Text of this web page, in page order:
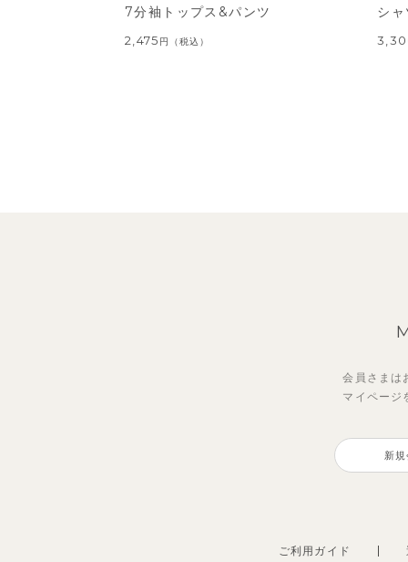
7分袖トップス&パンツ
2,475 円 （税込）
シャ
ボ
ャ
スリン半袖トップス＆ショートパ
ピ
会員さまは
マイページ
新規
ご利用ガイド